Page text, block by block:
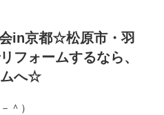
in京都☆松原市・羽
フォームするなら、
ムへ☆
＾）